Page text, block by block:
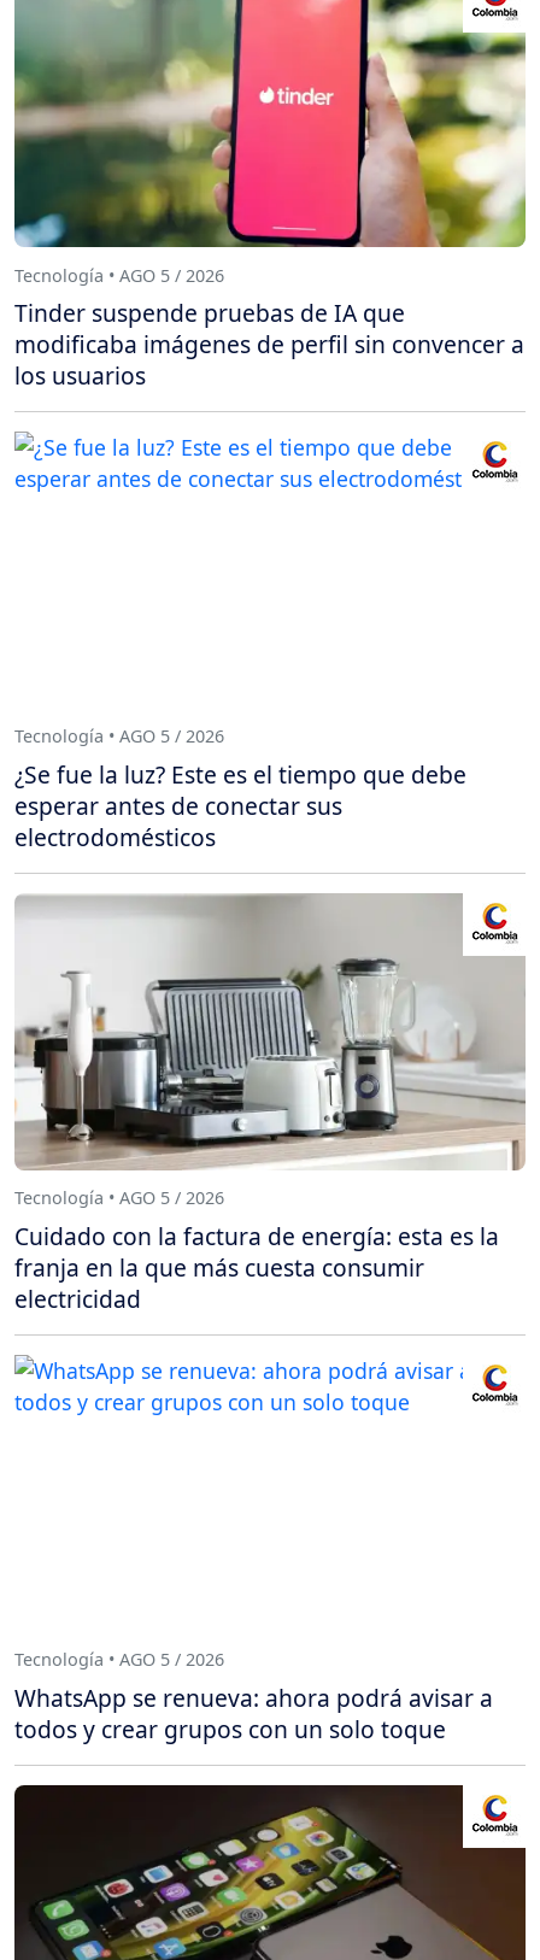
Tecnología • AGO 5 / 2026
Tinder suspende pruebas de IA que
modificaba imágenes de perfil sin convencer a
los usuarios
Tecnología • AGO 5 / 2026
¿Se fue la luz? Este es el tiempo que debe
esperar antes de conectar sus
electrodomésticos
Tecnología • AGO 5 / 2026
Cuidado con la factura de energía: esta es la
franja en la que más cuesta consumir
electricidad
Tecnología • AGO 5 / 2026
WhatsApp se renueva: ahora podrá avisar a
todos y crear grupos con un solo toque